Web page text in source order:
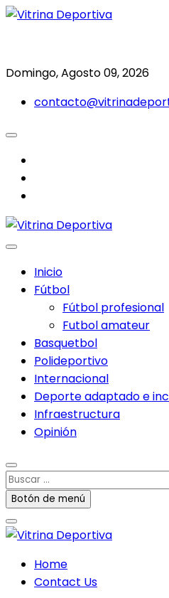
Saltar
Domingo, Agosto 09, 2026
Inicio
Fútbol
Fútbol profesional
Futbol amateur
Basquetbol
Polideportivo
Internacional
Deporte adaptado e
Infraestructura
Opinión
Buscar
…Botón de menú
Home
Contact Us